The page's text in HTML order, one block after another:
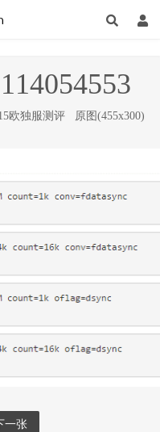
欧独服测评 原图(455x300)
一张